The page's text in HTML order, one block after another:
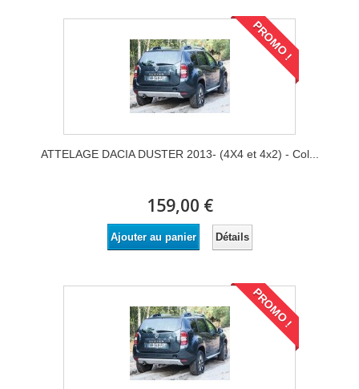
PROMO !
ATTELAGE DACIA DUSTER 2013- (4X4 et 4x2) - Col...
159,00 €
Ajouter au panier Détails
PROMO !